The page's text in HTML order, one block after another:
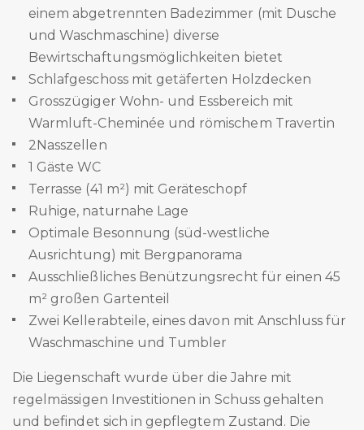
einem abgetrennten Badezimmer (mit Dusche
und Waschmaschine) diverse
Bewirtschaftungsmöglichkeiten bietet
Schlafgeschoss mit getäferten Holzdecken
Grosszügiger Wohn- und Essbereich mit
Warmluft-Cheminée und römischem Travertin
2Nasszellen
1 Gäste WC
Terrasse (41 m²) mit Geräteschopf
Ruhige, naturnahe Lage
Optimale Besonnung (süd-westliche
Ausrichtung) mit Bergpanorama
Ausschließliches Benützungsrecht für einen 45
m² großen Gartenteil
Zwei Kellerabteile, eines davon mit Anschluss für
Waschmaschine und Tumbler
Die Liegenschaft wurde über die Jahre mit
regelmässigen Investitionen in Schuss gehalten
und befindet sich in gepflegtem Zustand. Die